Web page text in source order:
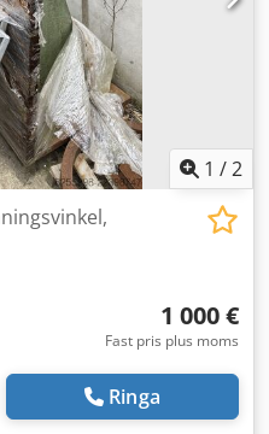
1 /2
1 000 €
Fast pris plus moms
Ringa